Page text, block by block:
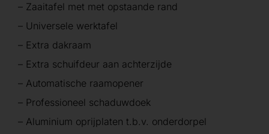
– Zaaitafel met met opstaande rand
– Universele werktafel
– Extra dakraam
– Extra schuifdeur aan achterzijde
– Automatische raamopener
– Professioneel schaduwdoek
– Aluminium oprijplaten t.b.v. onderdorpel